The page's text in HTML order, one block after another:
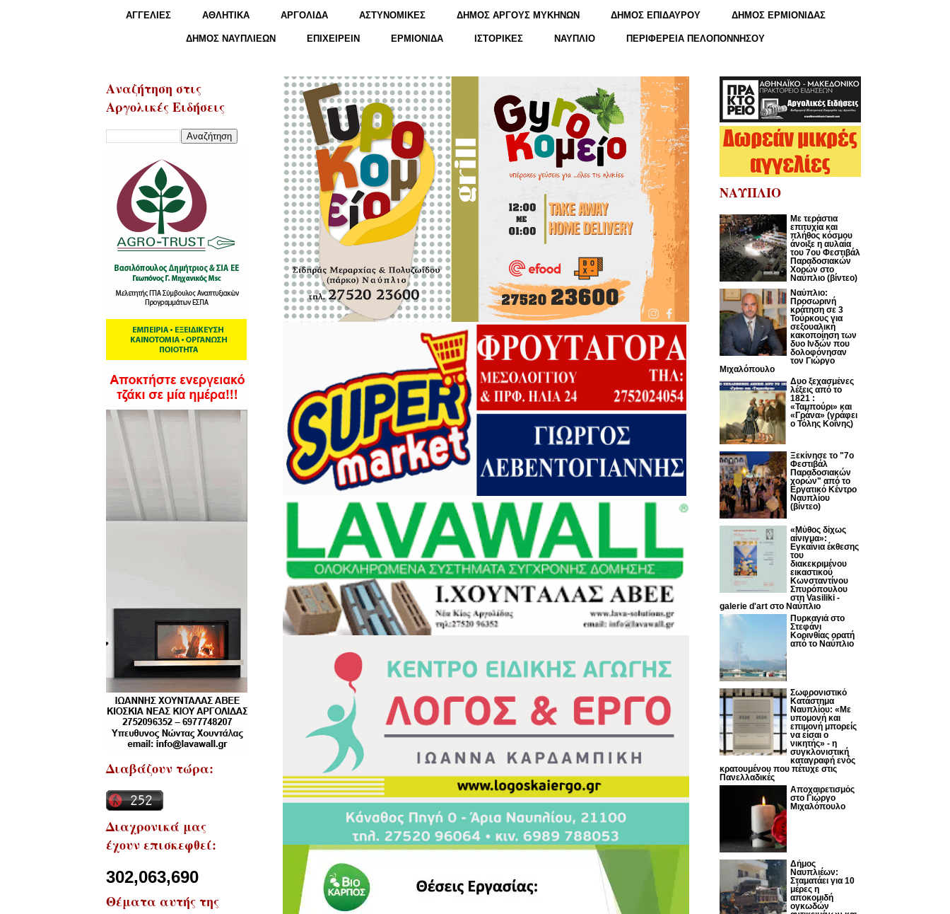
ΑΓΓΕΛΙΕΣ ΑΘΛΗΤΙΚΑ ΑΡΓΟΛΙΔΑ ΑΣΤΥΝΟΜΙΚΕΣ ΔΗΜΟΣ ΑΡΓΟΥΣ ΜΥΚΗΝΩΝ ΔΗΜΟΣ ΕΠΙΔΑΥΡΟΥ ΔΗΜΟΣ ΕΡΜΙΟΝΙΔΑΣ
ΔΗΜΟΣ ΝΑΥΠΛΙΕΩΝ ΕΠΙΧΕΙΡΕΙΝ ΕΡΜΙΟΝΙΔΑ ΙΣΤΟΡΙΚΕΣ ΝΑΥΠΛΙΟ ΠΕΡΙΦΕΡΕΙΑ ΠΕΛΟΠΟΝΝΗΣΟΥ
Αναζήτηση στις
Αργολικές Ειδήσεις
Διαβάζουν τώρα:
Διαχρονικά μας
έχουν επισκεφθεί:
302,063,690
Θέματα αυτής της
ΝΑΥΠΛΙΟ
Με τεράστια
επιτυχία και
πλήθος κόσμου
άνοιξε η αυλαία
του 7ου Φεστιβάλ
Παραδοσιακών
Χορών στο
Ναύπλιο (βίντεο)
Ναύπλιο:
Προσωρινή
κράτηση σε 3
Τούρκους για
σεξουαλική
κακοποίηση των
δυο Ινδών που
δολοφόνησαν
τον Γιώργο
Μιχαλόπουλο
Δυο ξεχασμένες
λέξεις από το
1821 :
«Ταμπούρι» και
«Γράνα» (γράφει
ο Τόλης Κοΐνης)
Ξεκίνησε το "7ο
Φεστιβάλ
Παραδοσιακών
χορών" από το
Εργατικό Κέντρο
Ναυπλίου
(βίντεο)
«Μύθος δίχως
αίνιγμα»:
Εγκαίνια έκθεσης
του
διακεκριμένου
εικαστικού
Κωνσταντίνου
Σπυρόπουλου
στη Vasiliki -
galerie d'art στο Ναύπλιο
Πυρκαγιά στο
Στεφάνι
Κορινθίας ορατή
από το Ναύπλιο
Σωφρονιστικό
Κατάστημα
Ναυπλίου: «Με
υπομονή και
επιμονή μπορείς
να είσαι ο
νικητής» - η
συγκλονιστική
καταγραφή ενός
κρατουμένου που πέτυχε στις
Πανελλαδικές
Αποχαιρετισμός
στο Γιώργο
Μιχαλόπουλο
Δήμος
Ναυπλιέων:
Σταματάει για 10
μέρες η
αποκομιδή
ογκωδών